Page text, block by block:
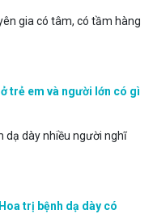
gia có tâm, có tầm hàng
trẻ em và người lớn có gì
dạ dày nhiều người nghĩ
trị bệnh dạ dày có